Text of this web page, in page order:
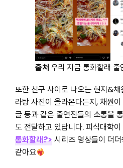
출처 우리 지금 통화할래 출
또한 친구 사이로 나오는 현지&
라탕 사진이 올라온다든지, 채원
글 등과 같은 출연진들의 소통을
도 전달하고 있답니다. 피식대학
통화할래?>시리즈 영상들이 더
같아요